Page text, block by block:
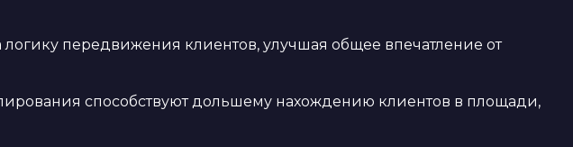
передвижения клиентов, улучшая общее впечатление от
способствуют дольшему нахождению клиентов в площади,